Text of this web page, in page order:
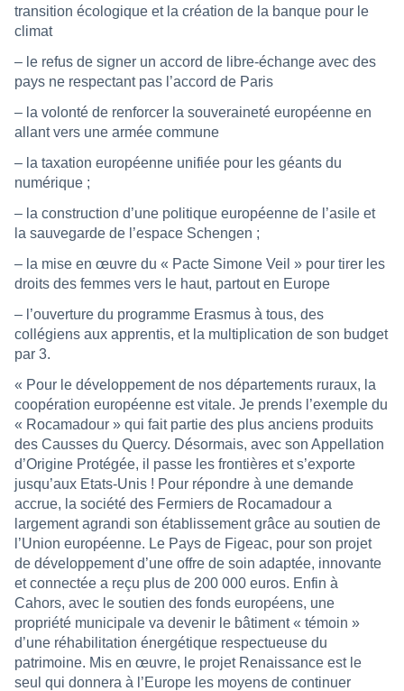
transition écologique et la création de la banque pour le
climat
– le refus de signer un accord de libre-échange avec des
pays ne respectant pas l’accord de Paris
– la volonté de renforcer la souveraineté européenne en
allant vers une armée commune
– la taxation européenne unifiée pour les géants du
numérique ;
– la construction d’une politique européenne de l’asile et
la sauvegarde de l’espace Schengen ;
– la mise en œuvre du « Pacte Simone Veil » pour tirer les
droits des femmes vers le haut, partout en Europe
– l’ouverture du programme Erasmus à tous, des
collégiens aux apprentis, et la multiplication de son budget
par 3.
« Pour le développement de nos départements ruraux, la
coopération européenne est vitale. Je prends l’exemple du
« Rocamadour » qui fait partie des plus anciens produits
des Causses du Quercy. Désormais, avec son Appellation
d’Origine Protégée, il passe les frontières et s’exporte
jusqu’aux Etats-Unis ! Pour répondre à une demande
accrue, la société des Fermiers de Rocamadour a
largement agrandi son établissement grâce au soutien de
l’Union européenne. Le Pays de Figeac, pour son projet
de développement d’une offre de soin adaptée, innovante
et connectée a reçu plus de 200 000 euros. Enfin à
Cahors, avec le soutien des fonds européens, une
propriété municipale va devenir le bâtiment « témoin »
d’une réhabilitation énergétique respectueuse du
patrimoine. Mis en œuvre, le projet Renaissance est le
seul qui donnera à l’Europe les moyens de continuer